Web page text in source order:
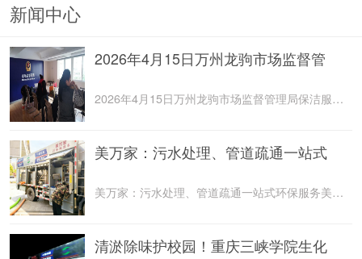
新闻中心
2026年4月15日万州龙驹市场监督管
2026年4月15日万州龙驹市场监督管理局保洁服务由重庆美
美万家：污水处理、管道疏通一站式
美万家：污水处理、管道疏通一站式环保服务美万家公司，
清淤除味护校园！重庆三峡学院生化